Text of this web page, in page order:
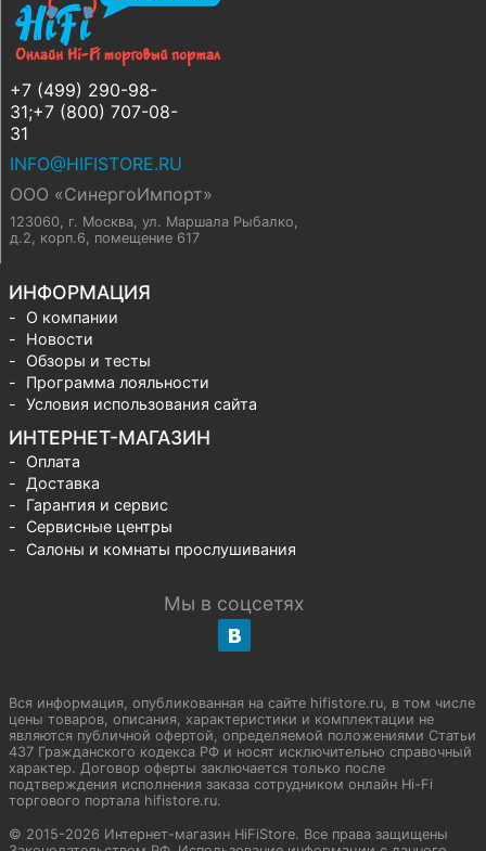
+7 (499) 290-98-
31;+7 (800) 707-08-
31
INFO@HIFISTORE.RU
ООО «СинергоИмпорт»
123060, г. Москва, ул. Маршала Рыбалко,
д.2, корп.6, помещение 617
ИНФОРМАЦИЯ
О компании
Новости
Обзоры и тесты
Программа лояльности
Условия использования сайта
ИНТЕРНЕТ-МАГАЗИН
Оплата
Доставка
Гарантия и сервис
Сервисные центры
Салоны и комнаты прослушивания
Мы в соцсетях
Вся информация, опубликованная на сайте hifistore.ru, в том числе
цены товаров, описания, характеристики и комплектации не
являются публичной офертой, определяемой положениями Статьи
437 Гражданского кодекса РФ и носят исключительно справочный
характер. Договор оферты заключается только после
подтверждения исполнения заказа сотрудником онлайн Hi-Fi
торгового портала hifistore.ru.
© 2015-2026 Интернет-магазин HiFiStore. Все права защищены